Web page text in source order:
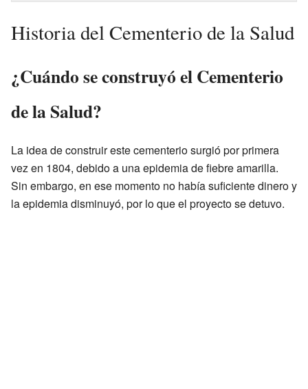
Historia del Cementerio de la Salud
¿Cuándo se construyó el Cementerio
de la Salud?
La idea de construir este cementerio surgió por primera
vez en 1804, debido a una epidemia de fiebre amarilla.
Sin embargo, en ese momento no había suficiente dinero y
la epidemia disminuyó, por lo que el proyecto se detuvo.